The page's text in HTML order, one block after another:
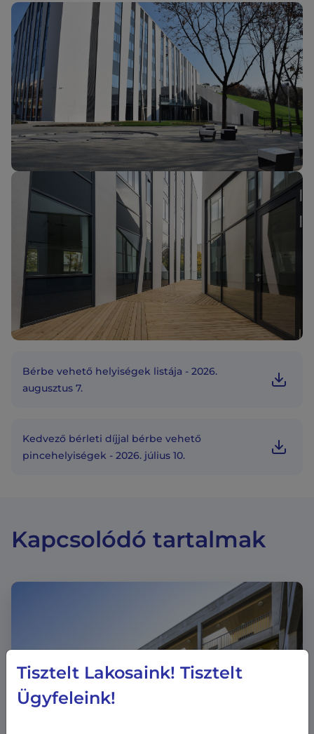
Bérbe vehető helyiségek listája - 2026.
augusztus 7.
Kedvező bérleti díjjal bérbe vehető
pincehelyiségek - 2026. július 10.
Kapcsolódó tartalmak
Tisztelt Lakosaink! Tisztelt
Ügyfeleink!